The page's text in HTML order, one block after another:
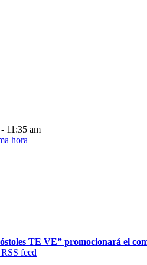
11:35 am
TE VE” promocionará el